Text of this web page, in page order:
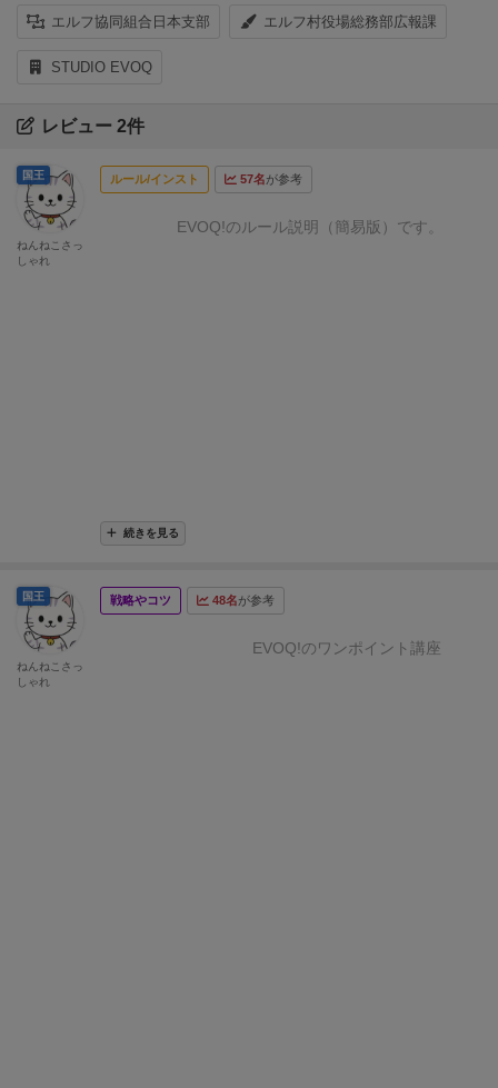
エルフ協同組合日本支部 エルフ村役場総務部広報課
STUDIO EVOQ
レビュー 2件
ルール/インスト 57名が参考
EVOQ!のルール説明（簡易版）です。
続きを見る
国王
ねんねこさっ
しゃれ
戦略やコツ 48名が参考
EVOQ!のワンポイント講座
国王
ねんねこさっ
しゃれ